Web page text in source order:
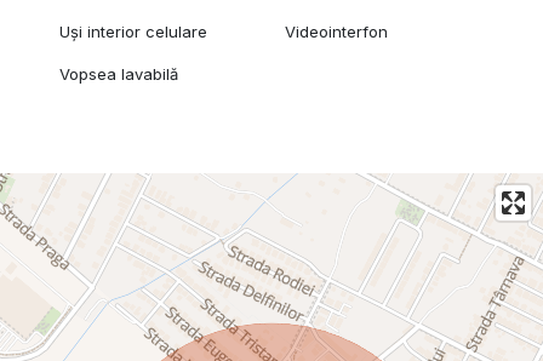
Uși interior celulare Videointerfon
Vopsea lavabilă